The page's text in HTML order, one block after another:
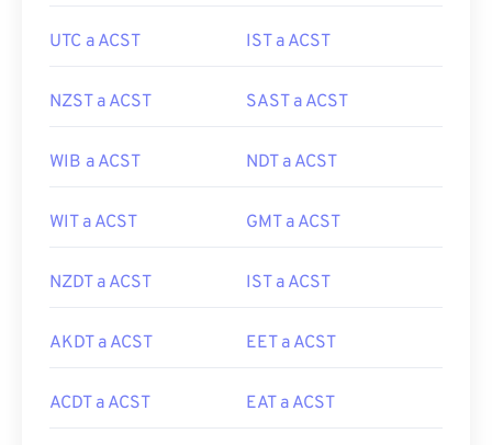
UTC a ACST IST a ACST
NZST a ACST SAST a ACST
WIB a ACST NDT a ACST
WIT a ACST GMT a ACST
NZDT a ACST IST a ACST
AKDT a ACST EET a ACST
ACDT a ACST EAT a ACST